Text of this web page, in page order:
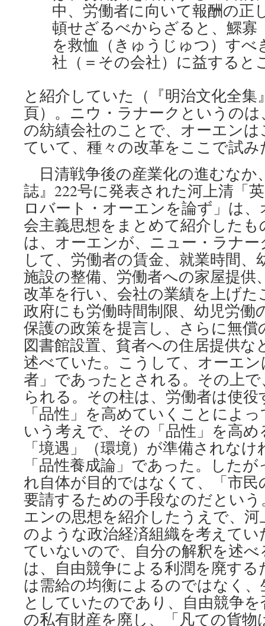
中、労働者に向いて報酬の正
頓せざるべからざると、鰥寡
を救恤（きゅうじゅつ）すべ
社（＝その会社）に益すると
と紹介していた（『明治文化全集
頁）。ニウ・ラナークというの
の紡績会社のことで、オーエン
ていて、種々の改革をここで試
日清戦争後の産業化の進むなか
誌』222号に発表された河上清「
ロバート・オーエンを論ず」は
会主義思想をまとめて紹介した
は、オーエンが、ニュー・ラナ
して、労働者の賃金、就業時間、
施設の整備、労働者への家屋提供
改革を行い、会社の業績を上げ
政府にも労働時間制限、幼児労働
保護の政策を提言し、さらに無償
図書館設置、貧者への住居提供
述べていた。こうして、オーエ
者」であったとされる。その上
られる。その柱は、労働者は使
「品性」を高めていくことによ
いう考えで、その「品性」を高
「境遇」（環境）が準備されな
「品性養成論」であった。した
れ自体が目的ではなくて、「市
要請するための手段なのだとい
エンの思想を紹介したうえで、
のような政治経済組織を考えて
ていないので、自分の解釈を述
は、自由競争による利潤を廃す
は需給の均衡によるのではなく
としていたのであり、自由競争
の私有財産を廃し、「凡ての貨物